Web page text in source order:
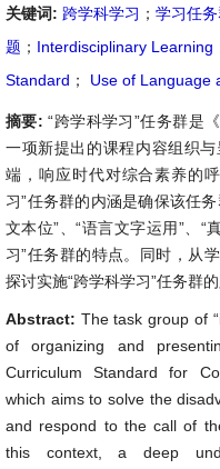
关键词: 跨学科学习 ； 学习任
题 ； Interdisciplinary Learning
Standard ； Use of Language
摘要:“跨学科学习”任务群是
一项新提出的课程内容组织
端，响应时代对综合素养的
习”任务群的内涵是确保该任
文本位”、“语言文字运用”、“
习”任务群的特点。同时，从
探讨实施“跨学科学习”任务群
Abstract: The task group of
of organizing and
Curriculum Standard for
which aims to solve the
and respond to the call of
this context, a deep